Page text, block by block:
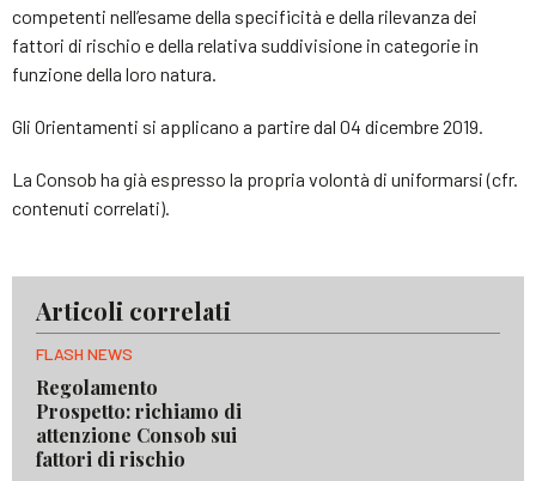
competenti nell’esame della specificità e della rilevanza dei
fattori di rischio e della relativa suddivisione in categorie in
funzione della loro natura.
Gli Orientamenti si applicano a partire dal 04 dicembre 2019.
La Consob ha già espresso la propria volontà di uniformarsi (cfr.
contenuti correlati).
Articoli correlati
FLASH NEWS
Regolamento
Prospetto: richiamo di
attenzione Consob sui
fattori di rischio